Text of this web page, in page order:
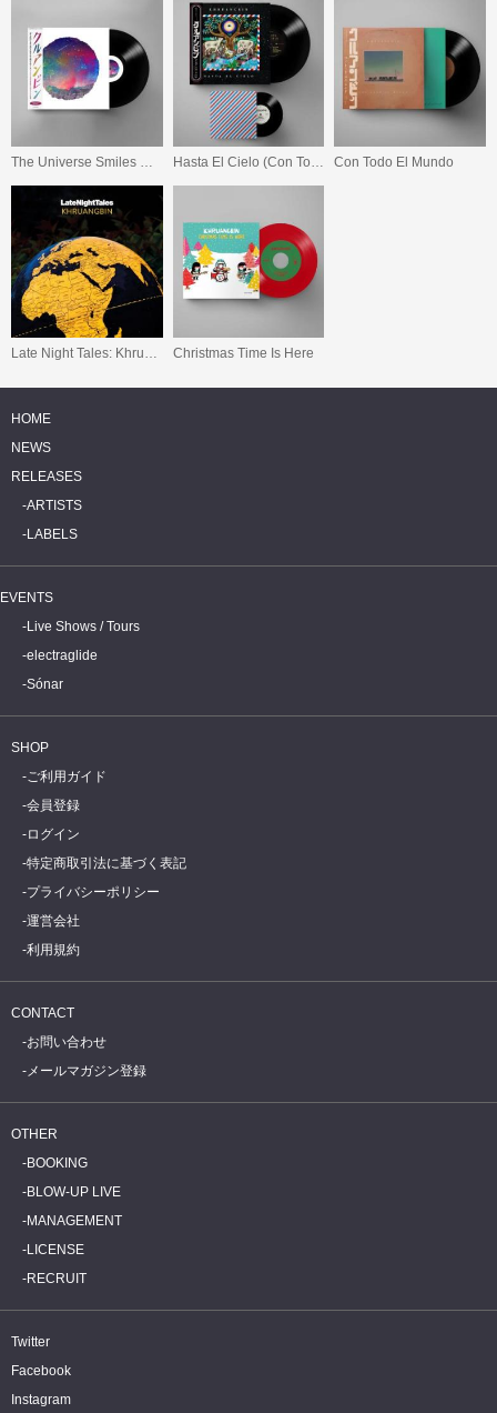
Con Todo El Mundo
Christmas Time Is Here
HOME
NEWS
RELEASES
ARTISTS
LABELS
EVENTS
Live Shows / Tours
electraglide
Sónar
SHOP
ご利用ガイド
会員登録
ログイン
特定商取引法に基づく表記
プライバシーポリシー
運営会社
利用規約
CONTACT
お問い合わせ
メールマガジン登録
OTHER
BOOKING
BLOW-UP LIVE
MANAGEMENT
LICENSE
RECRUIT
Twitter
Facebook
Instagram